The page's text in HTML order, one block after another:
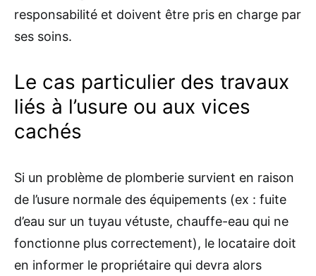
responsabilité et doivent être pris en charge par
ses soins.
Le cas particulier des travaux
liés à l’usure ou aux vices
cachés
Si un problème de plomberie survient en raison
de l’usure normale des équipements (ex : fuite
d’eau sur un tuyau vétuste, chauffe-eau qui ne
fonctionne plus correctement), le locataire doit
en informer le propriétaire qui devra alors